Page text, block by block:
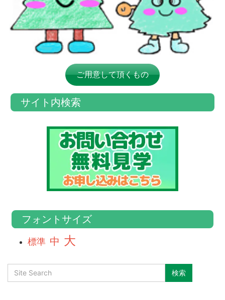
ご用意して頂くもの
サイト内検索
フォントサイズ
標準 中 大